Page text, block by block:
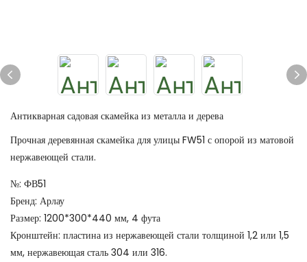
Антикварная садовая скамейка из металла и дерева
Прочная деревянная скамейка для улицы FW51 с опорой из матовой
нержавеющей стали.
№: ФВ51
Бренд: Арлау
Размер: 1200*300*440 мм, 4 фута
Кронштейн: пластина из нержавеющей стали толщиной 1,2 или 1,5
мм, нержавеющая сталь 304 или 316.